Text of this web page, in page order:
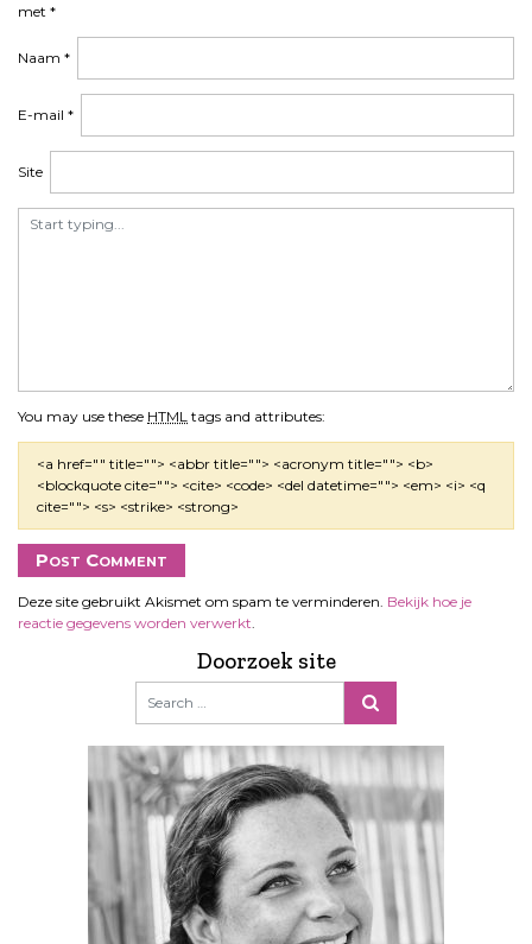
met *
You may use these HTML tags and attributes:
<a href="" title=""> <abbr title=""> <acronym title=""> <b>
<blockquote cite=""> <cite> <code> <del datetime=""> <em> <i> <q
cite=""> <s> <strike> <strong>
Naam *
E-mail *
Site
Deze site gebruikt Akismet om spam te verminderen. Bekijk hoe je
reactie gegevens worden verwerkt
Doorzoek site